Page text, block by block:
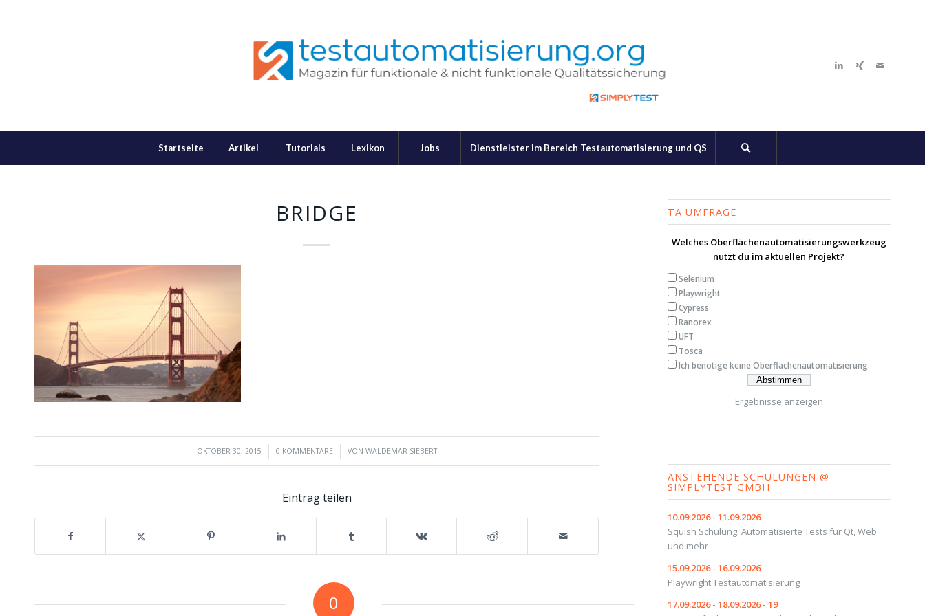
Startseite Artikel Tutorials Lexikon Jobs Dienstleister im Bereich Testautomatisierung und QS
BRIDGE
OKTOBER 30, 2015
/ 0 KOMMENTARE
/ VON WALDEMAR SIEBERT
Eintrag teilen
0
TA UMFRAGE
Welches Oberflächenautomatisierungswerkzeug
nutzt du im aktuellen Projekt?
Selenium
Playwright
Cypress
Ranorex
UFT
Tosca
Ich benötige keine Oberflächenautomatisierung
Ergebnisse anzeigen
ANSTEHENDE SCHULUNGEN @
SIMPLYTEST GMBH
10.09.2026 - 11.09.2026
Squish Schulung: Automatisierte Tests für Qt, Web
und mehr
15.09.2026 - 16.09.2026
Playwright Testautomatisierung
17.09.2026 - 18.09.2026 - 19